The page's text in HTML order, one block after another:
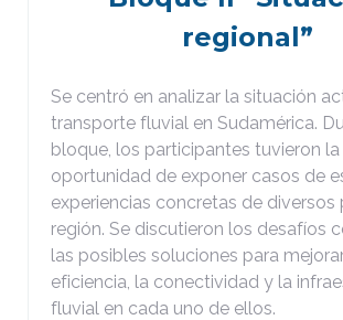
regional”
Se centró en analizar la situación
transporte fluvial en Sudamérica.
bloque, los participantes tuvieron la
oportunidad de exponer casos de
experiencias concretas de diversos
región. Se discutieron los desafíos
las posibles soluciones para
eficiencia, la conectividad y la
fluvial en cada uno de ellos.